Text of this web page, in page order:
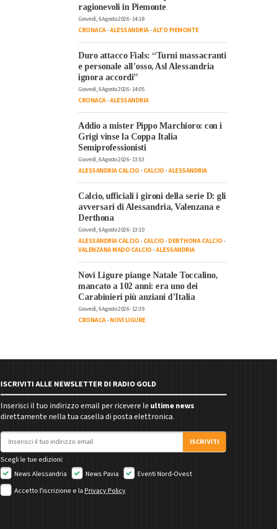
ragionevoli in Piemonte
Giovedì, 6 Agosto 2026 - 14:18
CRONACA-ALESSANDRIA-ALTO PIEMONTE
Duro attacco Fials: “Turni massacranti
e personale all’osso, Asl Alessandria
ignora accordi”
Giovedì, 6 Agosto 2026 - 14:05
CRONACA-ALESSANDRIA
Addio a mister Pippo Marchioro: con i
Grigi vinse la Coppa Italia
Semiprofessionisti
Giovedì, 6 Agosto 2026 - 13:53
ALESSANDRIA CALCIO-CALCIO-ALESSANDRIA
Calcio, ufficiali i gironi della serie D: gli
avversari di Alessandria, Valenzana e
Derthona
Giovedì, 6 Agosto 2026 - 13:10
ALESSANDRIA CALCIO-CALCIO-DERTHONA CALCIO-
VALENZANA MADO CALCIO-ALESSANDRIA
Novi Ligure piange Natale Toccalino,
mancato a 102 anni: era uno dei
Carabinieri più anziani d’Italia
Giovedì, 6 Agosto 2026 - 12:39
CRONACA-NOVI LIGURE
ISCRIVITI ALLE NEWSLETTER DI RADIO GOLD
Inserisci il tuo indirizzo email per ricevere le ultime news
direttamente nella tua casella di posta elettronica.
Indirizzo email
ISCRIVITI
Scegli le tue edizioni:
News Alessandria
News Pavia
Eventi Nord-Ovest
Accetto l'iscrizione e la Privacy Policy